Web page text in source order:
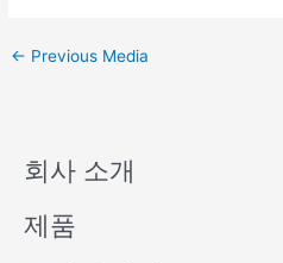
← Previous Media
회사 소개
제품